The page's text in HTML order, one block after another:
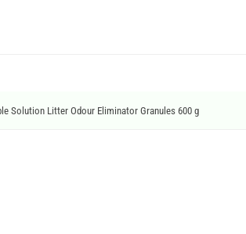
Solution Litter Odour Eliminator Granules 600 g